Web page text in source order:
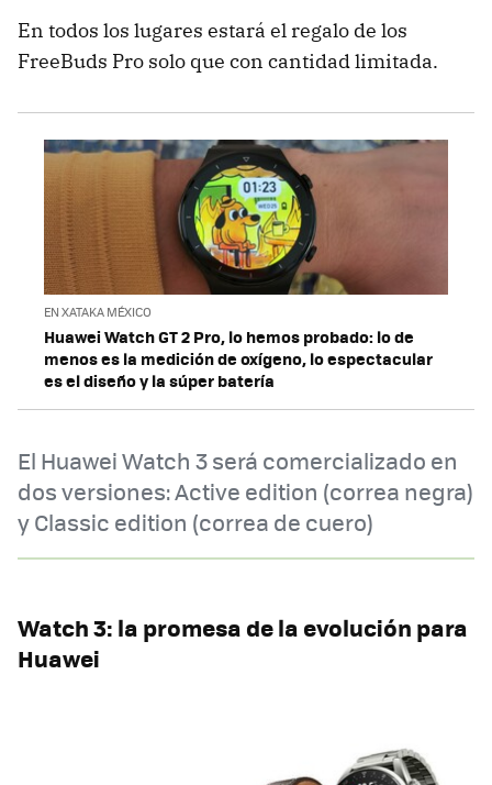
En todos los lugares estará el regalo de los
FreeBuds Pro solo que con cantidad limitada.
EN XATAKA MÉXICO
Huawei Watch GT 2 Pro, lo hemos probado: lo de
menos es la medición de oxígeno, lo espectacular
es el diseño y la súper batería
El Huawei Watch 3 será comercializado en
dos versiones: Active edition (correa negra)
y Classic edition (correa de cuero)
Watch 3: la promesa de la evolución para
Huawei